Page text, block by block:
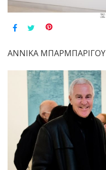
ΑΝΝΙΚΑ ΜΠΑΡΜΠΑΡΙΓΟΥ